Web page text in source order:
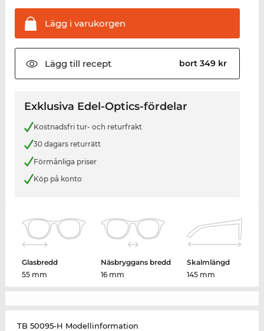
Lägg i varukorgen
Lägg till recept bort 349 kr
Exklusiva Edel-Optics-fördelar
Kostnadsfri tur- och returfrakt
30 dagars returrätt
Förmånliga priser
Köp på konto
Glasbredd
55 mm
Näsbryggans bredd
16 mm
Skalmlängd
145 mm
TB 50095-H Modellinformation